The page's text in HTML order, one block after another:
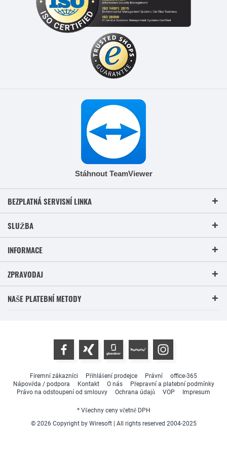
Stáhnout TeamViewer
BEZPLATNÁ SERVISNÍ LINKA
SLUŽBA
INFORMACE
ZPRAVODAJ
NAŠE PLATEBNÍ METODY
Firemní zákazníci Přihlášení prodejce Právní
office-365
Nápověda / podpora
Kontakt O nás
Přepravní a platební podmínky
Právo na odstoupení od smlouvy
Ochrana údajů VOP Impresum
* Všechny ceny včetně DPH
© 2026 Copyright by Wiresoft | All rights reserved 2004-2025